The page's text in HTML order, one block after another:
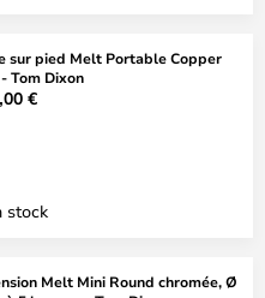
sur pied Melt Portable Copper
Tom Dixon
€
stock
Melt Mini Round chromée, Ø